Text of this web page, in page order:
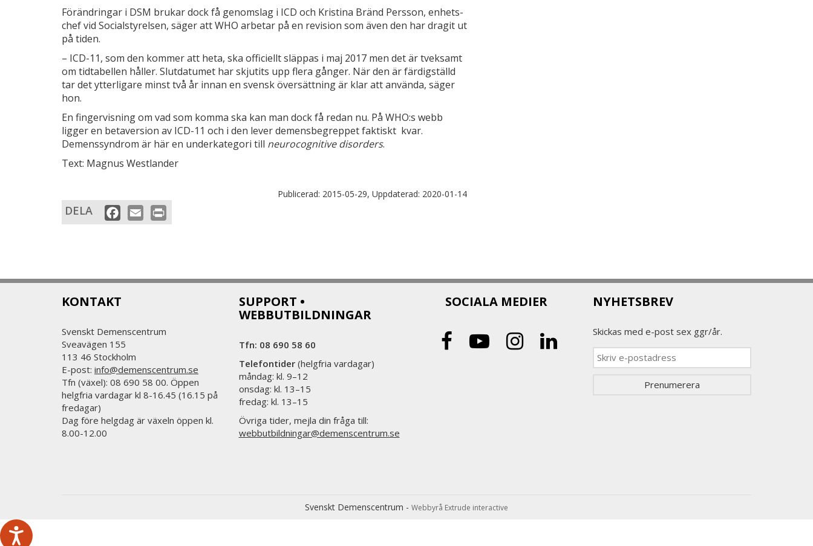
Förändringar i DSM brukar dock få genomslag i ICD och Kristina Bränd Persson, enhets­
chef vid Socialstyrelsen, säger att WHO arbetar på en revision som även den har dragit ut
på tiden.
– ICD-11, som den kommer att heta, ska officiellt släppas i maj 2017 men det är tveksamt
om tidtabellen håller. Slutdatumet har skjutits upp flera gånger. När den är färdigställd
tar det ytterligare minst två år innan en svensk översättning är klar att använda, säger
hon.
En fingervisning om vad som kom­ma ska kan man dock få redan nu. På WHO:s webb
ligger en betaversion av ICD-11 och i den lever demens­begreppet faktiskt kvar.
Demenssyndrom är här en underkategori till neurocogni­tive disorders.
Text: Magnus Westlander
Publicerad: 2015-05-29, Uppdaterad: 2020-01-14
DELA Facebook
Email
KONTAKT
Svenskt Demenscentrum
Sveavägen 155
113 46 Stockholm
E-post: info@demenscentrum.se
Tfn (växel): 08 690 58 00. Öppen
helgfria vardagar kl 8-16.45 (16.15 på
fredagar)
Dag före helgdag är växeln öppen kl.
8.00-12.00
SUPPORT •
WEBBUTBILDNINGAR
Tfn: 08 690 58 60
Telefontider(helgfria vardagar)
måndag: kl. 9–12
onsdag: kl. 13–15
fredag: kl. 13–15
Övriga tider, mejla din fråga till:
webbutbildningar@demenscentrum.se
SOCIALA MEDIER NYHETSBREV
Skickas med e-post sex ggr/år.
Svenskt Demenscentrum - Webbyrå Extrude interactive